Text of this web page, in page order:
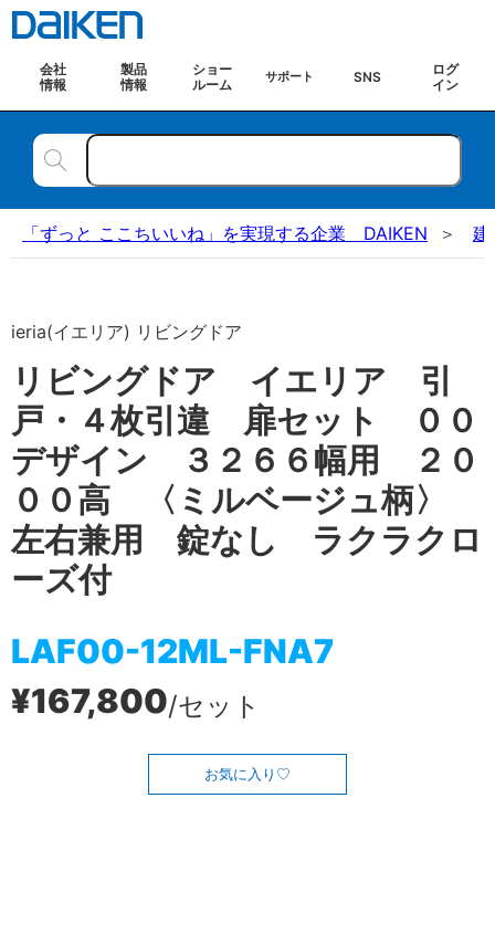
会社
情報
製品
情報
ショー
ルーム
サポート SNS
ログ
イン
「ずっと ここちいいね」を実現する企業 DAIKEN 建
ieria(イエリア) リビングドア
リビングドア イエリア 引
戸・４枚引違 扉セット ００
デザイン ３２６６幅用 ２０
００高 〈ミルベージュ柄〉
左右兼用 錠なし ラクラクロ
ーズ付
LAF00-12ML-FNA7
¥167,800/セット
お気に入り